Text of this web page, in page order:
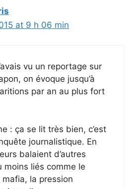
at 9 h 06 min
vu un reportage sur
on évoque jusqu’à
par an au plus fort
: ça se lit très bien, c’est
journalistique. En
balaient d’autres
moins liés comme le
la pression